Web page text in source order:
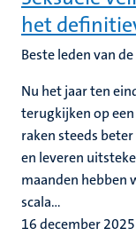
het
Beste leden van
Nu het jaar ten
terugkijken op
raken steeds
en leveren
maanden hebben
scala...
16 december 2025